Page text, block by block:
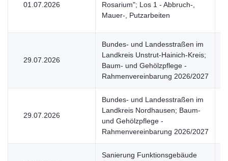
01.07.2026
Rosarium"; Los 1 - Abbruch-,
Mauer-, Putzarbeiten
29.07.2026
Bundes- und Landesstraßen im
Landkreis Unstrut-Hainich-Kreis;
Baum- und Gehölzpflege -
Rahmenvereinbarung 2026/2027
29.07.2026
Bundes- und Landesstraßen im
Landkreis Nordhausen; Baum-
und Gehölzpflege -
Rahmenvereinbarung 2026/2027
Sanierung Funktionsgebäude